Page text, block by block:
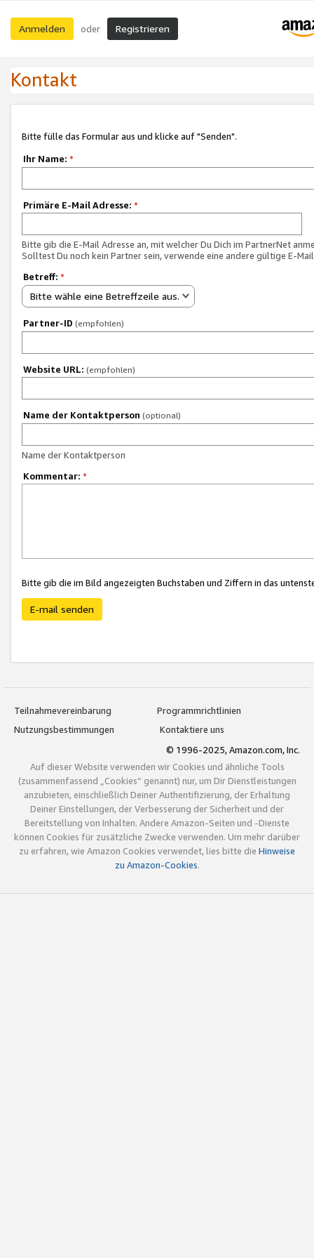
Anmelden oder Registrieren
Kontakt
Bitte fülle das Formular aus und klicke auf "Senden".
Ihr Name: *
Primäre E-Mail Adresse: *
Bitte gib die E-Mail Adresse an, mit welcher Du Dich im PartnerNet
Solltest Du noch kein Partner sein, verwende eine andere gültige E-
Betreff: *
Bitte wähle eine Betreffzeile aus.
Partner-ID (empfohlen)
Website URL: (empfohlen)
Name der Kontaktperson (optional)
Name der Kontaktperson
Kommentar: *
Bitte gib die im Bild angezeigten Buchstaben und Ziffern in das
E-mail senden
Teilnahmevereinbarung
Programmrichtlinien
Nutzungsbestimmungen
Kontaktiere uns
© 1996-2025, Amazon.com, Inc.
Auf dieser Website verwenden wir Cookies und ähnliche Tools
(zusammenfassend „Cookies“ genannt) nur, um Dir Dienstleistungen
anzubieten, einschließlich Deiner Authentifizierung, der Erhaltung
Deiner Einstellungen, der Verbesserung der Sicherheit und der
Bereitstellung von Inhalten. Andere Amazon-Seiten und -Dienste
können Cookies für zusätzliche Zwecke verwenden. Um mehr darüber
zu erfahren, wie Amazon Cookies verwendet, lies bitte die Hinweise
zu Amazon-Cookies.